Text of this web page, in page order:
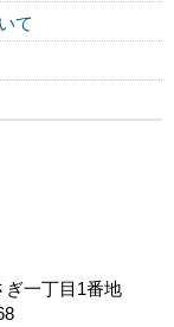
て
一丁目1番地